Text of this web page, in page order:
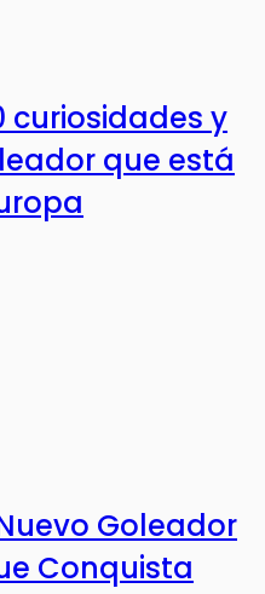
curiosidades y
que está
Goleador
Conquista